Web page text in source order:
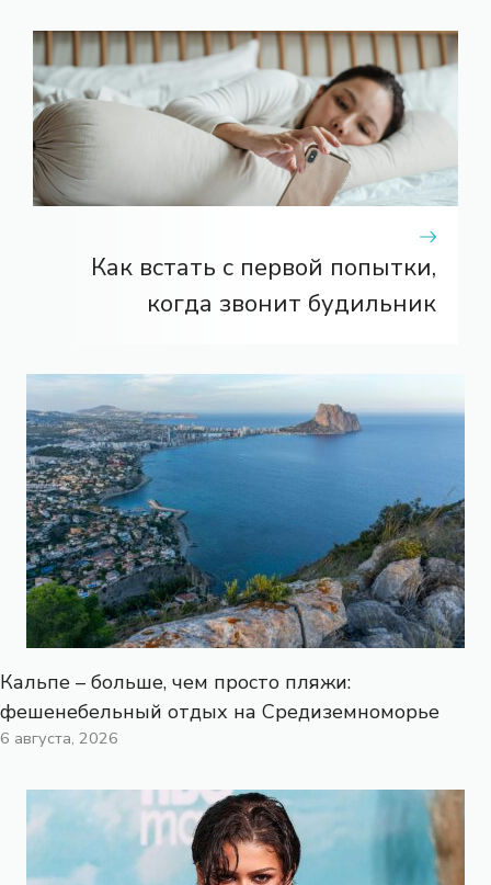
Как встать с первой попытки,
когда звонит будильник
Кальпе – больше, чем просто пляжи:
фешенебельный отдых на Средиземноморье
6 августа, 2026